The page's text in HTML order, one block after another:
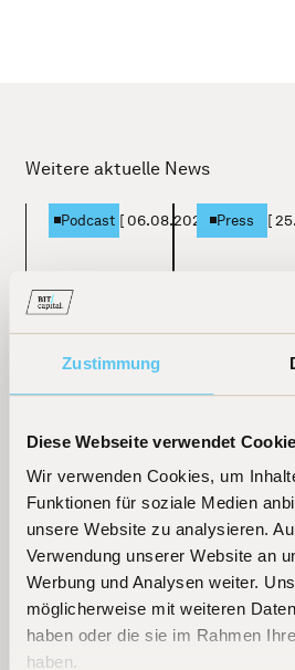
Zustimmung
Diese Webseite verwendet
Wir verwenden Cookies, um
Funktionen für soziale Medien
unsere Website zu analysieren.
Verwendung unserer Website an
Werbung und Analysen weiter.
möglicherweise mit weiteren
haben oder die sie im Rahmen
haben.
Weitere aktuelle News
Podcast [06.08.2026]
Fondsmanager
Beckers:
Fonds jetzt als
ETF
Learn more
Press [
Learn